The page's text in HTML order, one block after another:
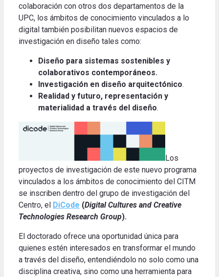
colaboración con otros dos departamentos de la
UPC, los ámbitos de conocimiento vinculados a lo
digital también posibilitan nuevos espacios de
investigación en diseño tales como:
Diseño para sistemas sostenibles y
colaborativos contemporáneos.
Investigación en diseño arquitectónico.
Realidad y futuro, representación y
materialidad a través del diseño.
Los
proyectos de investigación de este nuevo programa
vinculados a los ámbitos de conocimiento del CITM
se inscriben dentro del grupo de investigación del
Centro, el
DiCode (Digital Cultures and Creative
Technologies Research Group).
El doctorado ofrece una oportunidad única para
quienes estén interesados en transformar el mundo
a través del diseño, entendiéndolo no solo como una
disciplina creativa, sino como una herramienta para